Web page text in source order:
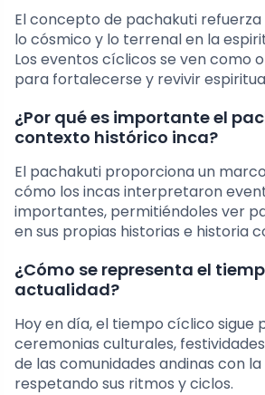
El concepto de pachakuti
lo cósmico y lo terrenal en la
Los eventos cíclicos se ven como
para fortalecerse y revivir
¿Por qué es importante el
contexto histórico inca?
El pachakuti proporciona un
cómo los incas interpretaron
importantes, permitiéndoles ver
en sus propias historias e historia
¿Cómo se representa el
actualidad?
Hoy en día, el tiempo cíclico sigue
ceremonias culturales,
de las comunidades andinas con
respetando sus ritmos y ciclos.